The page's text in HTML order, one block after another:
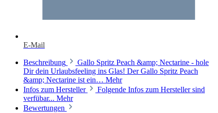
E-Mail
Beschreibung
Gallo Spritz Peach &amp; Nectarine - hole
Dir dein Urlaubsfeeling ins Glas! Der Gallo Spritz Peach
&amp; Nectarine ist ein… Mehr
Infos zum Hersteller
Folgende Infos zum Hersteller sind
verfübar... Mehr
Bewertungen